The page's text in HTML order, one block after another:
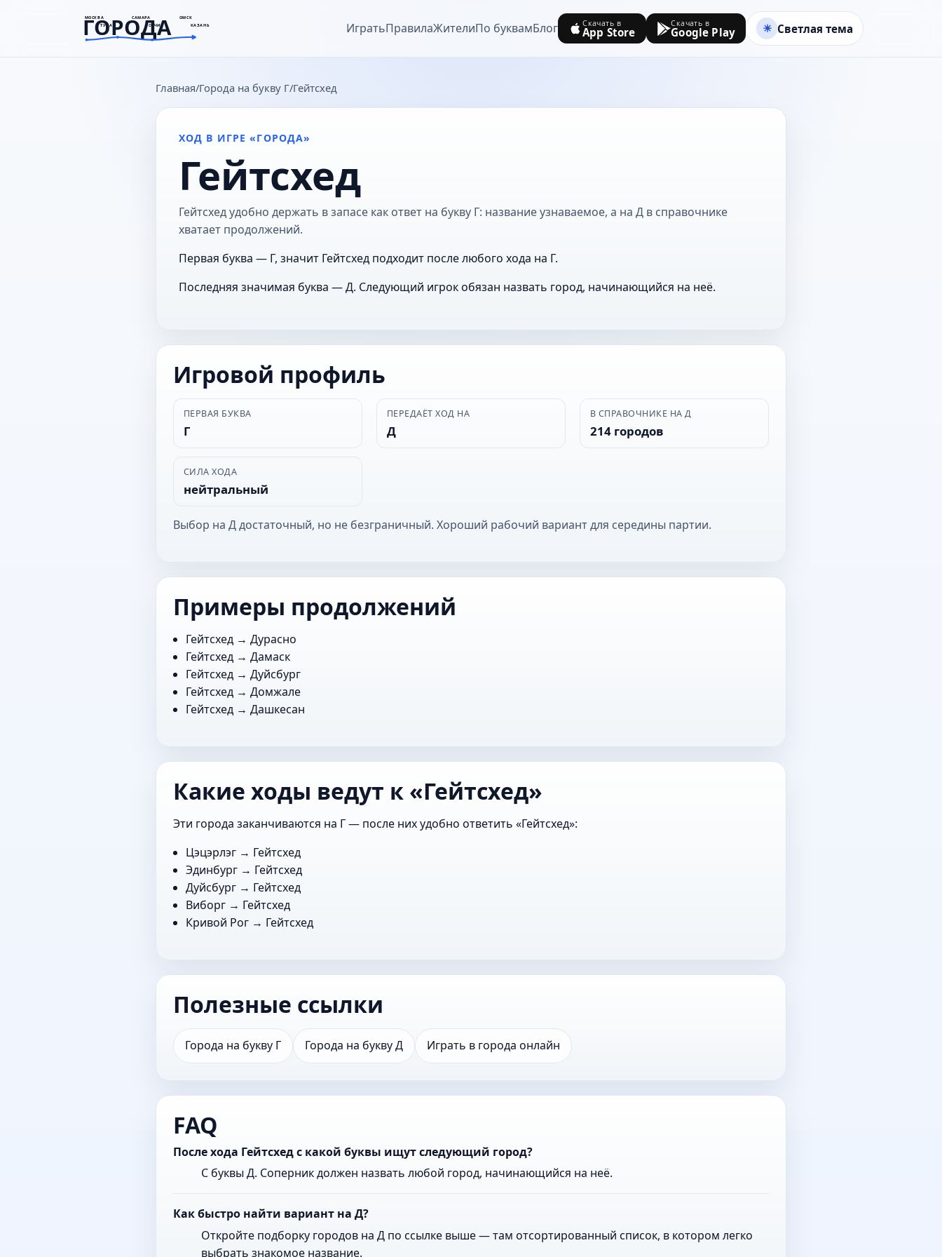
МОСКВА САМАРА ОМСК
ТУЛА СОЧИ КАЗАНЬ
ГОРОДА
goroda-na.ru ИгратьПравилаЖителиПо буквамБлог Скачать в
App Store
Скачать в
Google Play Светлая тема
Главная Города на букву Г Гейтсхед
ХОД В ИГРЕ «ГОРОДА»
Гейтсхед
Гейтсхед удобно держать в запасе как ответ на букву Г: название узнаваемое, а на Д в справочнике
хватает продолжений.
Первая буква — Г, значит Гейтсхед подходит после любого хода на Г.
Последняя значимая буква — Д. Следующий игрок обязан назвать город, начинающийся на неё.
Игровой профиль
ПЕРВАЯ БУКВА
Г
ПЕРЕДАЁТ ХОД НА
Д
В СПРАВОЧНИКЕ НА Д
214 городов
СИЛА ХОДА
нейтральный
Выбор на Д достаточный, но не безграничный. Хороший рабочий вариант для середины партии.
Примеры продолжений
Гейтсхед →Дурасно
Гейтсхед →Дамаск
Гейтсхед →Дуйсбург
Гейтсхед →Домжале
Гейтсхед →Дашкесан
Какие ходы ведут к «Гейтсхед»
Эти города заканчиваются на Г — после них удобно ответить «Гейтсхед»:
Цэцэрлэг → Гейтсхед
Эдинбург → Гейтсхед
Дуйсбург → Гейтсхед
Виборг → Гейтсхед
Кривой Рог → Гейтсхед
Полезные ссылки
Города на букву Г Города на букву Д Играть в города онлайн
FAQ
После хода Гейтсхед с какой буквы ищут следующий город?
С буквы Д. Соперник должен назвать любой город, начинающийся на неё.
Как быстро найти вариант на Д?
Откройте подборку городов на Д по ссылке выше — там отсортированный список, в котором легко
выбрать знакомое название.